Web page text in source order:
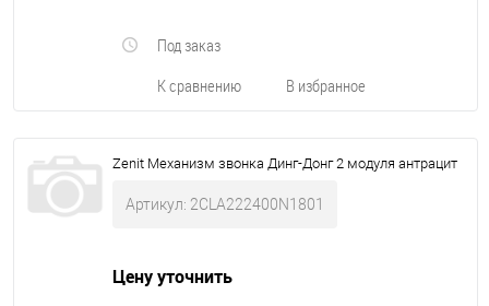
К сравнению В избранное
Под заказ
Zenit Механизм звонка Динг-Донг 2 модуля антрацит
Артикул: 2CLA222400N1801
Цену уточнить